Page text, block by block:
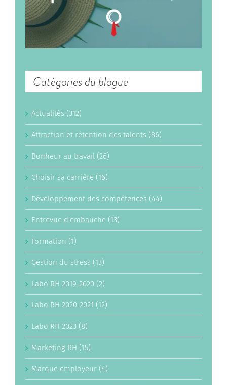
Catégories du blogue
Actualités (312)
Attraction et rétention des talents (86)
Bonheur au travail (26)
Choisir sa carrière (16)
Développement des compétences (44)
Entrevue d'embauche (13)
Formation (1)
Gestion du stress (13)
Labo RH 2019-2020 (2)
Labo RH 2020-2021 (12)
Labo RH 2023 (8)
Marketing RH (15)
Marque employeur (4)